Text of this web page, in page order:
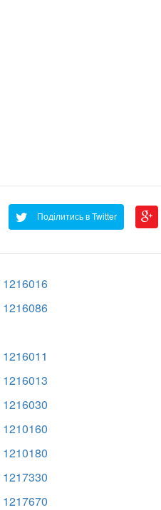
Поділитись в Twitter
1216016
1216086
1216011
1216013
1216030
1210160
1210180
1217330
1217670